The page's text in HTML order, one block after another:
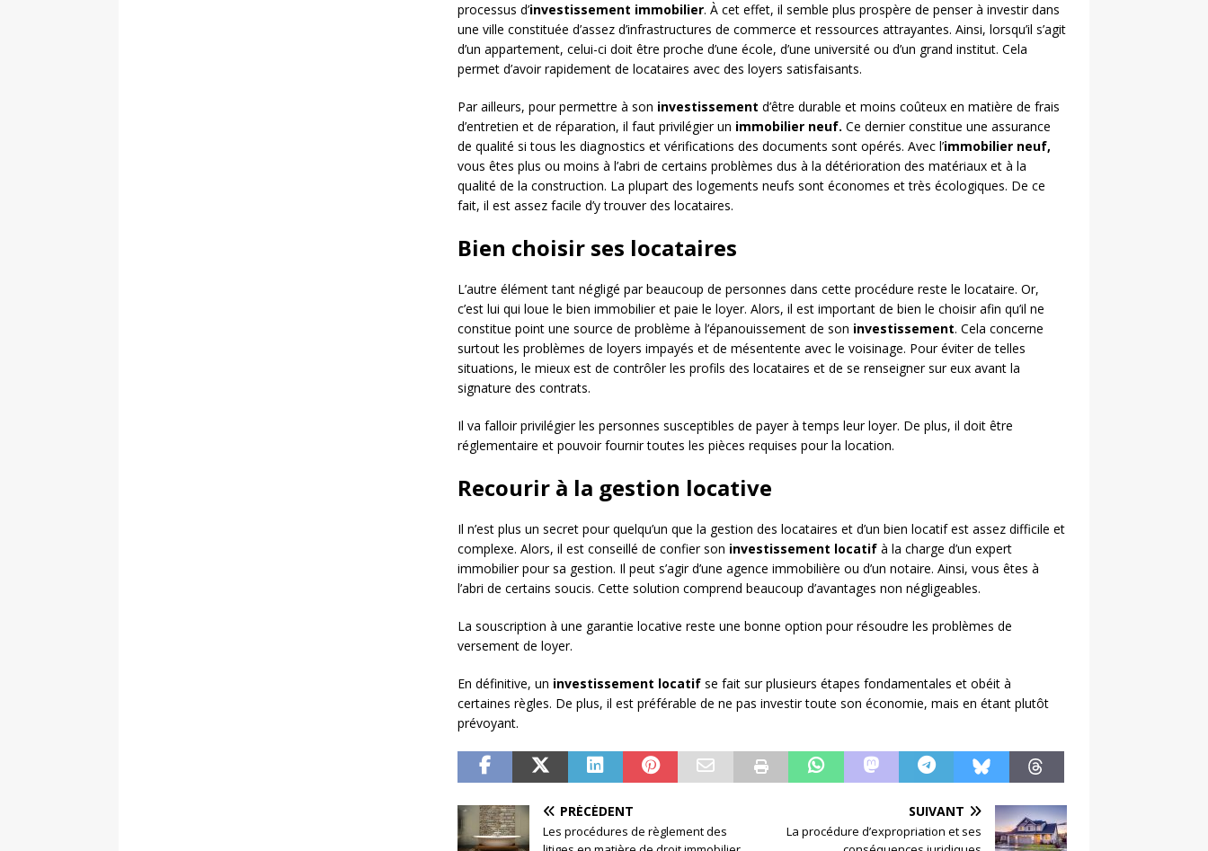
processus d’investissement immobilier. À cet effet, il semble plus prospère de penser à investir dans
une ville constituée d’assez d’infrastructures de commerce et ressources attrayantes. Ainsi, lorsqu’il s’agit
d’un appartement, celui-ci doit être proche d’une école, d’une université ou d’un grand institut. Cela
permet d’avoir rapidement de locataires avec des loyers satisfaisants.
Par ailleurs, pour permettre à son investissement d’être durable et moins coûteux en matière de frais
d’entretien et de réparation, il faut privilégier un immobilier neuf. Ce dernier constitue une assurance
de qualité si tous les diagnostics et vérifications des documents sont opérés. Avec l’immobilier neuf,
vous êtes plus ou moins à l’abri de certains problèmes dus à la détérioration des matériaux et à la
qualité de la construction. La plupart des logements neufs sont économes et très écologiques. De ce
fait, il est assez facile d’y trouver des locataires.
Bien choisir ses locataires
L’autre élément tant négligé par beaucoup de personnes dans cette procédure reste le locataire. Or,
c’est lui qui loue le bien immobilier et paie le loyer. Alors, il est important de bien le choisir afin qu’il ne
constitue point une source de problème à l’épanouissement de son investissement. Cela concerne
surtout les problèmes de loyers impayés et de mésentente avec le voisinage. Pour éviter de telles
situations, le mieux est de contrôler les profils des locataires et de se renseigner sur eux avant la
signature des contrats.
Il va falloir privilégier les personnes susceptibles de payer à temps leur loyer. De plus, il doit être
réglementaire et pouvoir fournir toutes les pièces requises pour la location.
Recourir à la gestion locative
Il n’est plus un secret pour quelqu’un que la gestion des locataires et d’un bien locatif est assez difficile et
complexe. Alors, il est conseillé de confier son investissement locatifà la charge d’un expert
immobilier pour sa gestion. Il peut s’agir d’une agence immobilière ou d’un notaire. Ainsi, vous êtes à
l’abri de certains soucis. Cette solution comprend beaucoup d’avantages non négligeables.
La souscription à une garantie locative reste une bonne option pour résoudre les problèmes de
versement de loyer.
En définitive, un investissement locatif se fait sur plusieurs étapes fondamentales et obéit à
certaines règles. De plus, il est préférable de ne pas investir toute son économie, mais en étant plutôt
prévoyant.
PRÉCÉDENT
Les procédures de règlement des
SUIVANT
La procédure d’expropriation et ses